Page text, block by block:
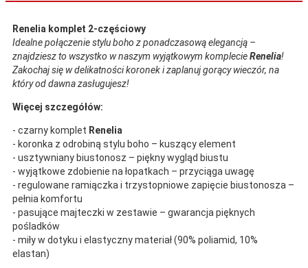
Renelia komplet 2-częściowy
Idealne połączenie stylu boho z ponadczasową elegancją –
znajdziesz to wszystko w naszym wyjątkowym komplecieRenelia!
Zakochaj się w delikatności koronek i zaplanuj gorący wieczór, na
który od dawna zasługujesz!
Więcej szczegółów:
- czarny komplet Renelia
- koronka z odrobiną stylu boho – kuszący element
- usztywniany biustonosz – piękny wygląd biustu
- wyjątkowe zdobienie na łopatkach – przyciąga uwagę
- regulowane ramiączka i trzystopniowe zapięcie biustonosza –
pełnia komfortu
- pasujące majteczki w zestawie – gwarancja pięknych
pośladków
- miły w dotyku i elastyczny materiał (90% poliamid, 10%
elastan)